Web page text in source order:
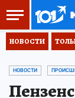
НОВОСТИ
НОВОСТИ